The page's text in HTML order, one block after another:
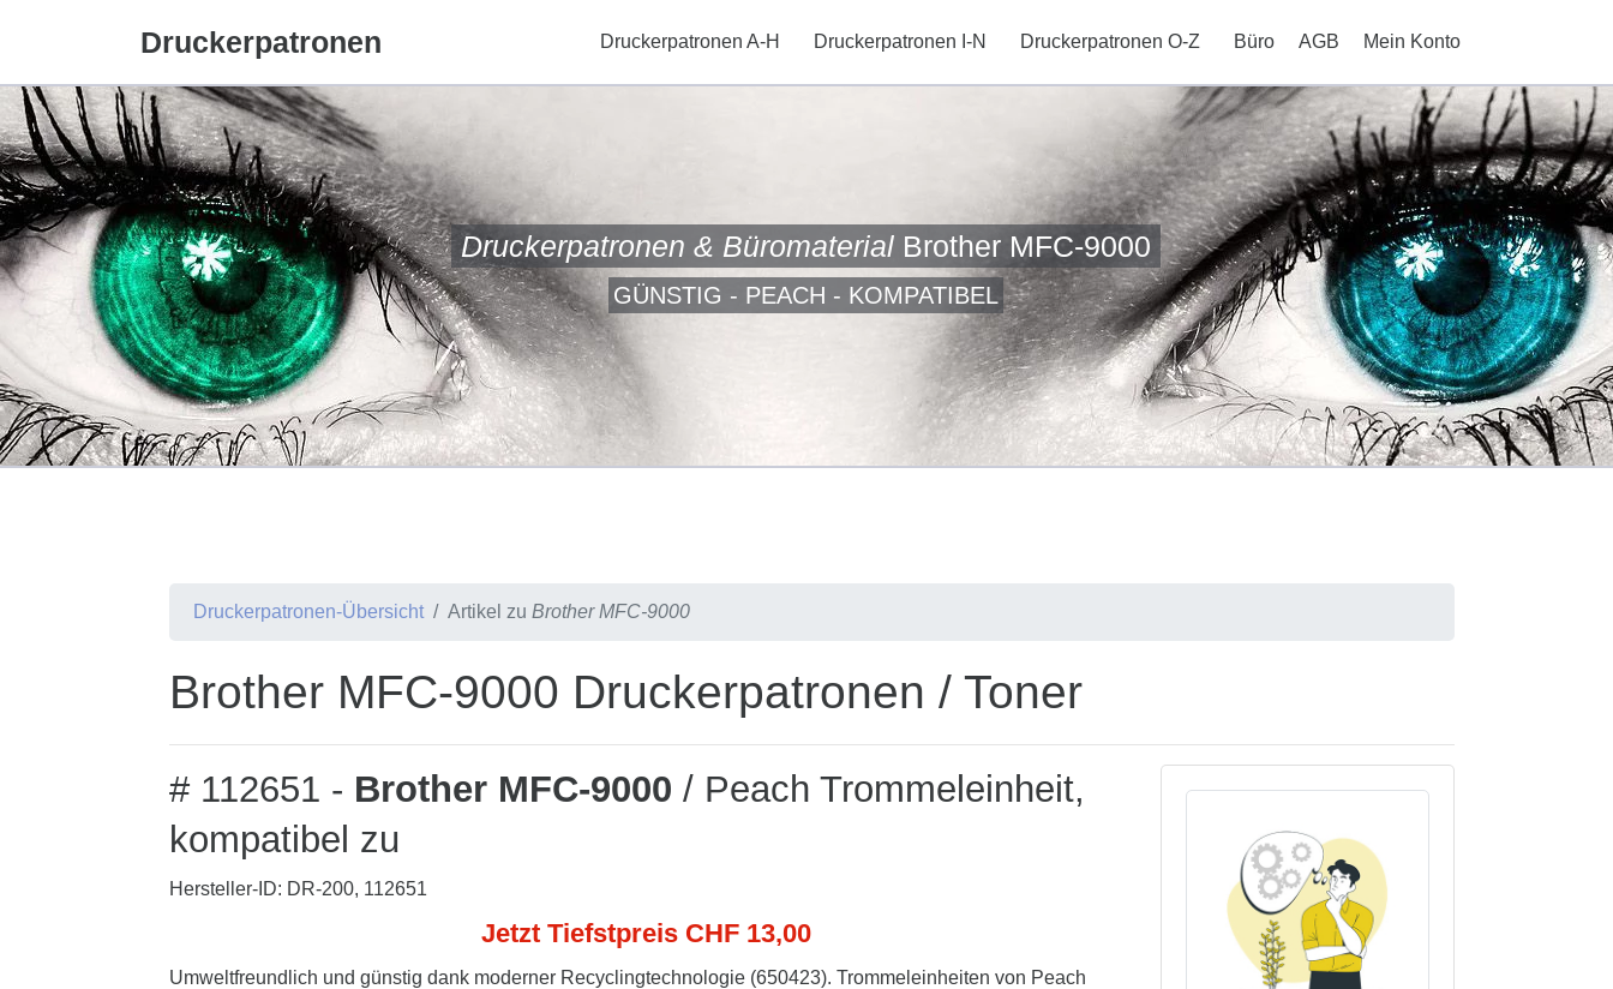
Druckerpatronen Druckerpatronen A-H Druckerpatronen I-N Druckerpatronen O-Z Büro AGB Mein Konto
Druckerpatronen & Büromaterial Brother MFC-9000
GÜNSTIG - PEACH - KOMPATIBEL
Druckerpatronen-Übersicht Artikel zu Brother MFC-9000
Brother MFC-9000 Druckerpatronen / Toner
# 112651 - Brother MFC-9000 / Peach Trommeleinheit,
kompatibel zu
Hersteller-ID: DR-200, 112651
Jetzt Tiefstpreis CHF 13,00
Umweltfreundlich und günstig dank moderner Recyclingtechnologie (650423). Trommeleinheiten von Peach